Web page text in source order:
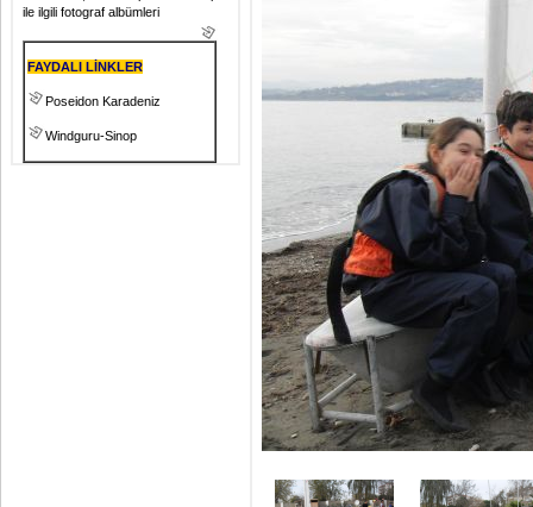
ile ilgili fotograf albümleri
FAYDALI LİNKLER
Poseidon Karadeniz
Windguru-Sinop